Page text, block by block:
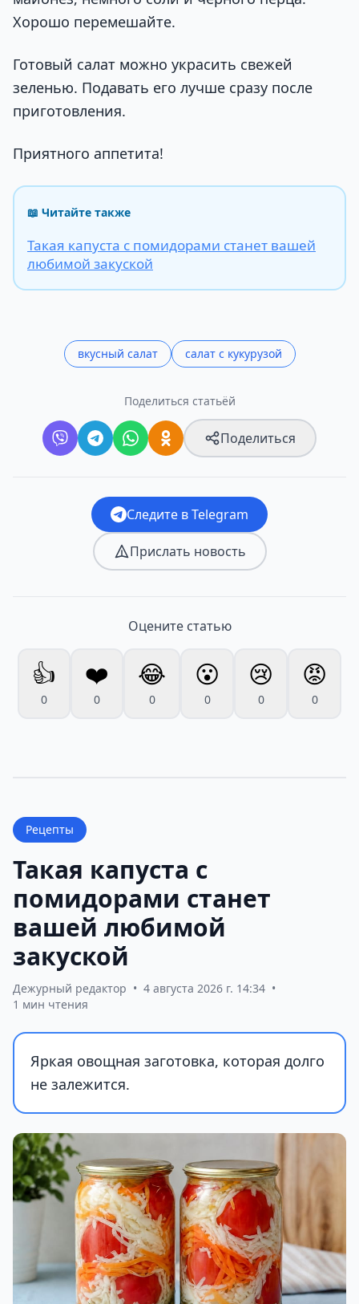
Хорошо перемешайте.
Готовый салат можно украсить свежей
зеленью. Подавать его лучше сразу после
приготовления.
Приятного аппетита!
📖 Читайте также
Такая капуста с помидорами станет вашей
любимой закуской
вкусный салат салат с кукурузой
Поделиться статьёй
Поделиться
Следите в Telegram
Прислать новость
Оцените статью
👍
0
❤️
0
😂
0
😮
0
😢
0
😡
0
Рецепты
Такая капуста с
помидорами станет
вашей любимой
закуской
Дежурный редактор • 4 августа 2026 г. 14:34 •
1 мин чтения
Яркая овощная заготовка, которая долго
не залежится.